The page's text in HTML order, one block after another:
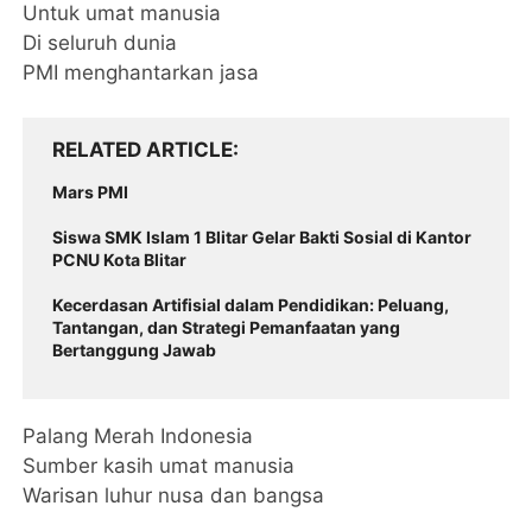
Untuk umat manusia
Di seluruh dunia
PMI menghantarkan jasa
RELATED ARTICLE
Mars PMI
Siswa SMK Islam 1 Blitar Gelar Bakti Sosial di Kantor
PCNU Kota Blitar
Kecerdasan Artifisial dalam Pendidikan: Peluang,
Tantangan, dan Strategi Pemanfaatan yang
Bertanggung Jawab
Palang Merah Indonesia
Sumber kasih umat manusia
Warisan luhur nusa dan bangsa